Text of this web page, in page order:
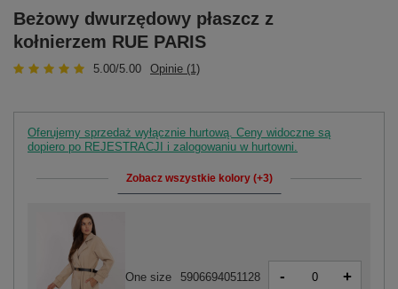
Beżowy dwurzędowy płaszcz z
kołnierzem RUE PARIS
5.00/5.00 Opinie (1)
Oferujemy sprzedaż wyłącznie hurtową. Ceny widoczne są
dopiero po REJESTRACJI i zalogowaniu w hurtowni.
Zobacz wszystkie kolory (+3)
One size 5906694051128 - +